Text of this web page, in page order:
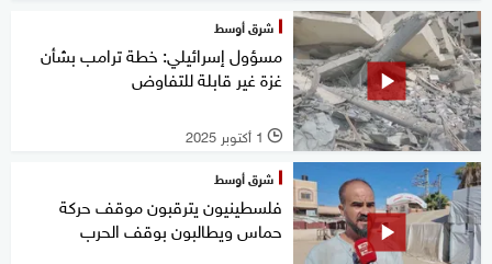
شرق أوسط
مسؤول إسرائيلي: خطة ترامب بشأن
غزة غير قابلة للتفاوض
l 1 أكتوبر 2025
شرق أوسط
فلسطينيون يترقبون موقف حركة
حماس ويطالبون بوقف الحرب